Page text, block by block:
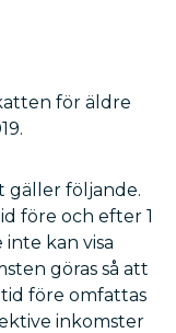
för äldre
gäller följande.
före och efter 1
inte kan visa
göras så att
före omfattas
inkomster